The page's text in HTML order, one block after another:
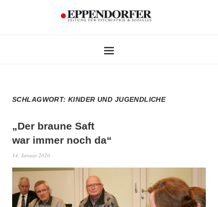
SCHLAGWORT:KINDER UND JUGENDLICHE
„Der braune Saft
war immer noch da“
14. Januar 2020